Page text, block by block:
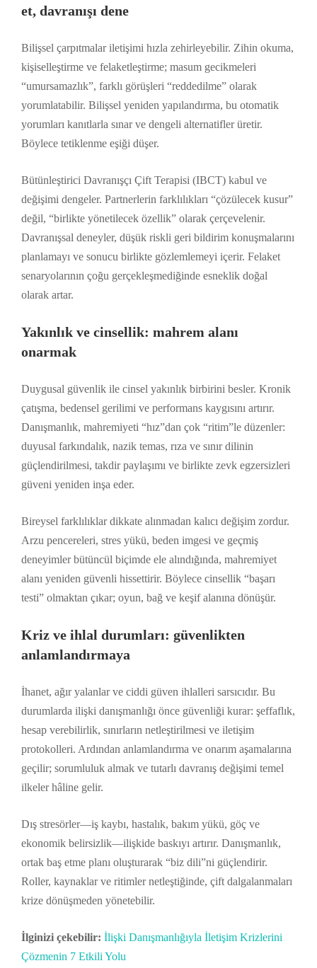
et, davranışı dene
Bilişsel çarpıtmalar iletişimi hızla zehirleyebilir. Zihin okuma,
kişiselleştirme ve felaketleştirme; masum gecikmeleri
“umursamazlık”, farklı görüşleri “reddedilme” olarak
yorumlatabilir. Bilişsel yeniden yapılandırma, bu otomatik
yorumları kanıtlarla sınar ve dengeli alternatifler üretir.
Böylece tetiklenme eşiği düşer.
Bütünleştirici Davranışçı Çift Terapisi (IBCT) kabul ve
değişimi dengeler. Partnerlerin farklılıkları “çözülecek kusur”
değil, “birlikte yönetilecek özellik” olarak çerçevelenir.
Davranışsal deneyler, düşük riskli geri bildirim konuşmalarını
planlamayı ve sonucu birlikte gözlemlemeyi içerir. Felaket
senaryolarının çoğu gerçekleşmediğinde esneklik doğal
olarak artar.
Yakınlık ve cinsellik: mahrem alanı
onarmak
Duygusal güvenlik ile cinsel yakınlık birbirini besler. Kronik
çatışma, bedensel gerilimi ve performans kaygısını artırır.
Danışmanlık, mahremiyeti “hız”dan çok “ritim”le düzenler:
duyusal farkındalık, nazik temas, rıza ve sınır dilinin
güçlendirilmesi, takdir paylaşımı ve birlikte zevk egzersizleri
güveni yeniden inşa eder.
Bireysel farklılıklar dikkate alınmadan kalıcı değişim zordur.
Arzu pencereleri, stres yükü, beden imgesi ve geçmiş
deneyimler bütüncül biçimde ele alındığında, mahremiyet
alanı yeniden güvenli hissettirir. Böylece cinsellik “başarı
testi” olmaktan çıkar; oyun, bağ ve keşif alanına dönüşür.
Kriz ve ihlal durumları: güvenlikten
anlamlandırmaya
İhanet, ağır yalanlar ve ciddi güven ihlalleri sarsıcıdır. Bu
durumlarda ilişki danışmanlığı önce güvenliği kurar: şeffaflık,
hesap verebilirlik, sınırların netleştirilmesi ve iletişim
protokolleri. Ardından anlamlandırma ve onarım aşamalarına
geçilir; sorumluluk almak ve tutarlı davranış değişimi temel
ilkeler hâline gelir.
Dış stresörler—iş kaybı, hastalık, bakım yükü, göç ve
ekonomik belirsizlik—ilişkide baskıyı artırır. Danışmanlık,
ortak baş etme planı oluşturarak “biz dili”ni güçlendirir.
Roller, kaynaklar ve ritimler netleştiğinde, çift dalgalanmaları
krize dönüşmeden yönetebilir.
İlginizi çekebilir: İlişki Danışmanlığıyla İletişim Krizlerini
Çözmenin 7 Etkili Yolu